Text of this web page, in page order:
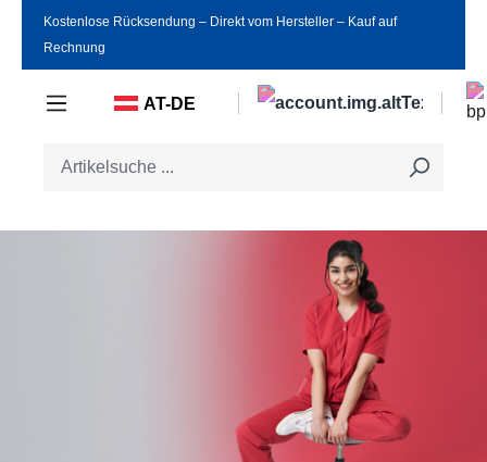
Zum Hauptinhalt springen
Kostenlose Rücksendung ‒ Direkt vom Hersteller ‒ Kauf auf
Rechnung
AT-DE